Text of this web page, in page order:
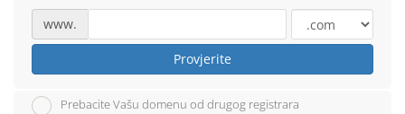
www.
Provjerite
Prebacite Vašu domenu od drugog registrara